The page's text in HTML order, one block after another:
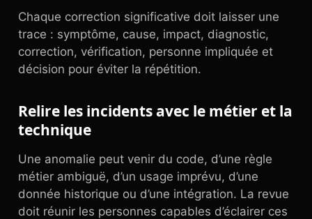
Chaque correction significative doit laisser une
trace : symptôme, cause, impact, diagnostic,
correction, vérification, personne impliquée et
décision pour éviter la répétition.
Relire les incidents avec le métier et la
technique
Une anomalie peut venir du code, d’une règle
métier ambiguë, d’un usage imprévu, d’une
donnée historique ou d’une intégration. La revue
doit réunir les personnes capables d’éclairer ces